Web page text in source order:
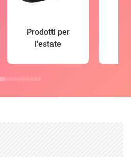
Prodotti per
l'estate